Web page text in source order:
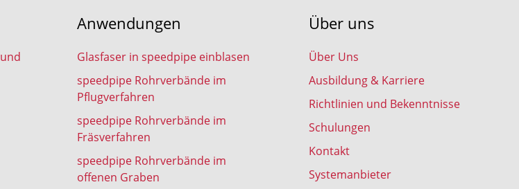
Anwendungen
Glasfaser in speedpipe einblasen
speedpipe Rohrverbände im
Pflugverfahren
speedpipe Rohrverbände im
Fräsverfahren
speedpipe Rohrverbände im
offenen Graben
Über uns
Über Uns
Ausbildung & Karriere
Richtlinien und Bekenntnisse
Schulungen
Kontakt
Systemanbieter